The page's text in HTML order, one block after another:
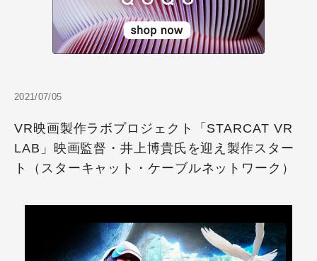
2021/07/05
VR映画製作ラボプロジェクト「STARCAT VR
LAB」映画監督・井上博貴氏を迎え製作スター
ト（スターキャット・ケーブルネットワーク）